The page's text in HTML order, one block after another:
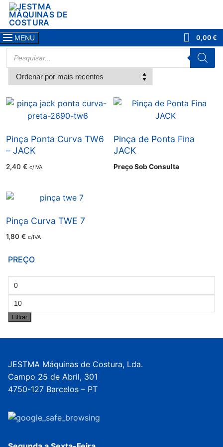
Saltar
para
conteúdo
MENU 0,00€
PRODUCTS
SEARCH
Pinça Ponta Curva TW6
– JACK
2,40 € c/IVA
Pinça de Ponta Fina
JACK
Preço Sob Consulta
Pinça Curva TWE 7
1,80 € c/IVA
PREÇO
Preço
mínimo
Preço
máximo
Filtrar
JESTMA Máquinas de Costura, Lda.
Campo 25 de Abril, 301
4750-127 Barcelos – PT